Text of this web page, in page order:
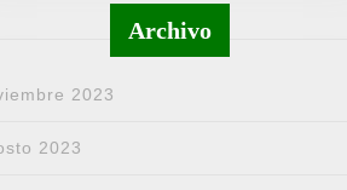
Archivo
2023
2023